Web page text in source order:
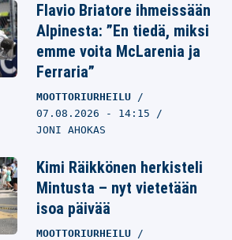
Flavio Briatore ihmeissään
Alpinesta: ”En tiedä, miksi
emme voita McLarenia ja
Ferraria”
MOOTTORIURHEILU
07.08.2026 - 14:15
JONI AHOKAS
Kimi Räikkönen herkisteli
Mintusta – nyt vietetään
isoa päivää
MOOTTORIURHEILU